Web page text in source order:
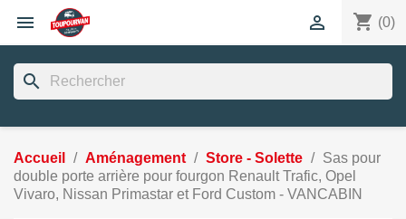
 shopping_cart (0)

search
Accueil Aménagement Store - Solette
Sas pour
double porte arrière pour fourgon Renault Trafic, Opel
Vivaro, Nissan Primastar et Ford Custom - VANCABIN